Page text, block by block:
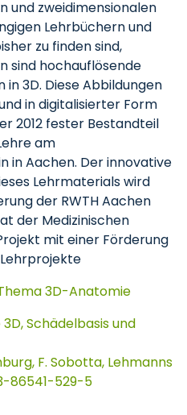
und zweidimensionalen
Lehrbüchern und
zu finden sind,
sind hochauflösende
3D. Diese Abbildungen
in digitalisierter Form
2012 fester Bestandteil
am
in Aachen. Der innovative
Lehrmaterials wird
der RWTH Aachen
der Medizinischen
mit einer Förderung
3D-Anatomie
Schädelbasis und
F. Sobotta, Lehmanns
86541-529-5